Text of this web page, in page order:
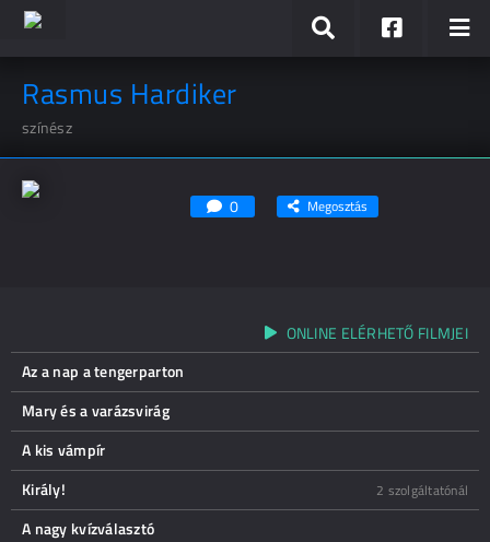
Rasmus Hardiker
színész
0 Megosztás
ONLINE ELÉRHETŐ FILMJEI
Az a nap a tengerparton
Mary és a varázsvirág
A kis vámpír
Király!
2 szolgáltatónál
A nagy kvízválasztó